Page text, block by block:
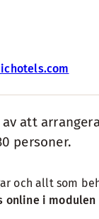
att
personer.
och allt som
online i modulen